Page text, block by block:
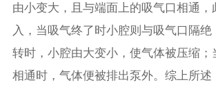
由小变大，且与端面上的吸气口相通，
入，当吸气终了时小腔则与吸气口隔绝
转时，小腔由大变小，使气体被压缩；
相通时，气体便被排出泵外。综上所述